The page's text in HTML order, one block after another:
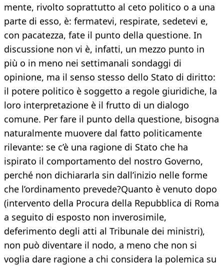
mente, rivolto soprattutto al ceto politico o a una
parte di esso, è: fermatevi, respirate, sedetevi e,
con pacatezza, fate il punto della questione. In
discussione non vi è, infatti, un mezzo punto in
più o in meno nei settimanali sondaggi di
opinione, ma il senso stesso dello Stato di diritto:
il potere politico è soggetto a regole giuridiche, la
loro interpretazione è il frutto di un dialogo
comune. Per fare il punto della questione, bisogna
naturalmente muovere dal fatto politicamente
rilevante: se c’è una ragione di Stato che ha
ispirato il comportamento del nostro Governo,
perché non dichiararla sin dall’inizio nelle forme
che l’ordinamento prevede?Quanto è venuto dopo
(intervento della Procura della Repubblica di Roma
a seguito di esposto non inverosimile,
deferimento degli atti al Tribunale dei ministri),
non può diventare il nodo, a meno che non si
voglia dare ragione a chi considera la polemica su